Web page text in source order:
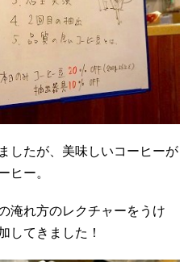
したが、美味しいコーヒーが
ヒー。
淹れ方のレクチャーをうけ
してきました！